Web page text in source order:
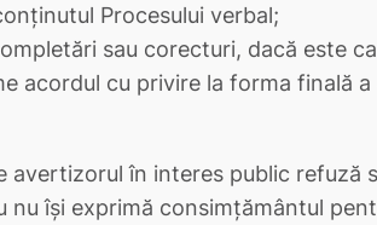
Procesului verbal;
sau corecturi, dacă este
acordul cu privire la forma finală
avertizorul în interes public refuză
nu își exprimă consimțământul